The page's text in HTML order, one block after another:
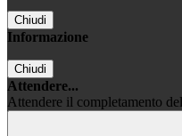
Chiudi
Informazione
Chiudi
Attendere...
Attendere il completamento